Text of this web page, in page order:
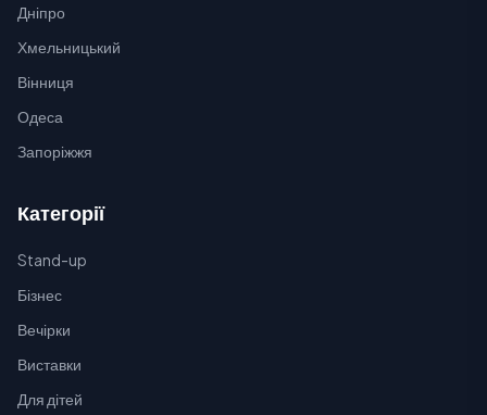
Дніпро
Хмельницький
Вінниця
Одеса
Запоріжжя
Категорії
Stand-up
Бізнес
Вечірки
Виставки
Для дітей